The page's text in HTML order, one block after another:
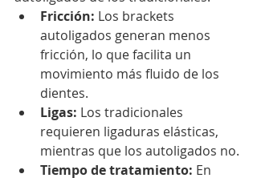
Fricción: Los brackets
autoligados generan menos
fricción, lo que facilita un
movimiento más fluido de los
dientes.
Ligas: Los tradicionales
requieren ligaduras elásticas,
mientras que los autoligados no.
Tiempo de tratamiento: En